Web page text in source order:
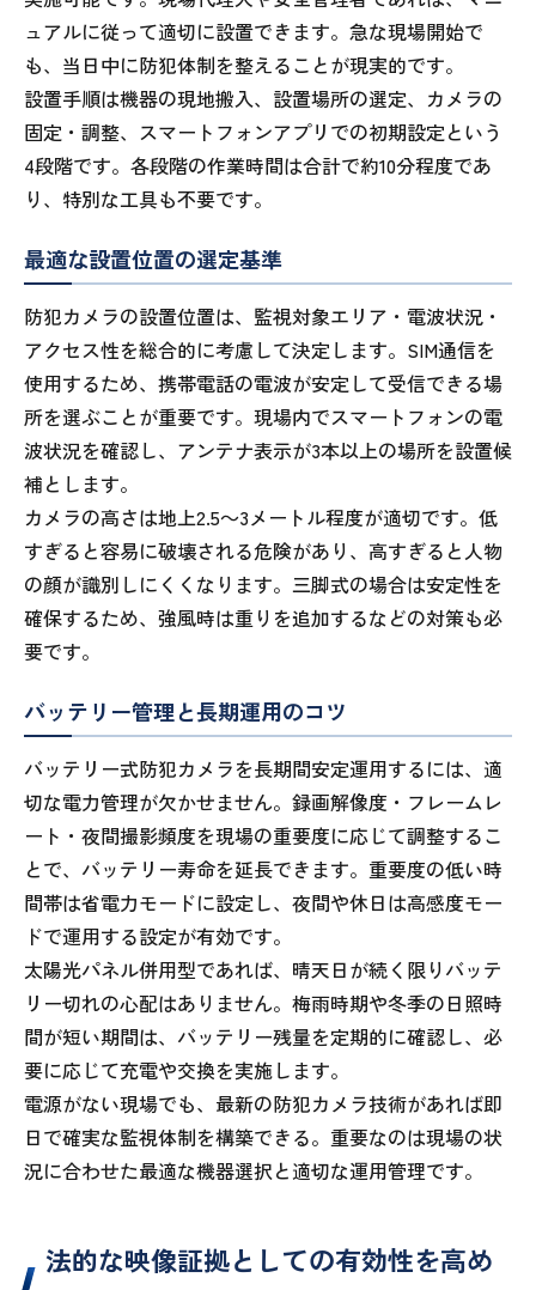
ュアルに従って適切に設置できます。急な現場開始で
も、当日中に防犯体制を整えることが現実的です。
設置手順は機器の現地搬入、設置場所の選定、カメラの
固定・調整、スマートフォンアプリでの初期設定という
4段階です。各段階の作業時間は合計で約10分程度であ
り、特別な工具も不要です。
最適な設置位置の選定基準
防犯カメラの設置位置は、監視対象エリア・電波状況・
アクセス性を総合的に考慮して決定します。SIM通信を
使用するため、携帯電話の電波が安定して受信できる場
所を選ぶことが重要です。現場内でスマートフォンの電
波状況を確認し、アンテナ表示が3本以上の場所を設置候
補とします。
カメラの高さは地上2.5～3メートル程度が適切です。低
すぎると容易に破壊される危険があり、高すぎると人物
の顔が識別しにくくなります。三脚式の場合は安定性を
確保するため、強風時は重りを追加するなどの対策も必
要です。
バッテリー管理と長期運用のコツ
バッテリー式防犯カメラを長期間安定運用するには、適
切な電力管理が欠かせません。録画解像度・フレームレ
ート・夜間撮影頻度を現場の重要度に応じて調整するこ
とで、バッテリー寿命を延長できます。重要度の低い時
間帯は省電力モードに設定し、夜間や休日は高感度モー
ドで運用する設定が有効です。
太陽光パネル併用型であれば、晴天日が続く限りバッテ
リー切れの心配はありません。梅雨時期や冬季の日照時
間が短い期間は、バッテリー残量を定期的に確認し、必
要に応じて充電や交換を実施します。
電源がない現場でも、最新の防犯カメラ技術があれば即
日で確実な監視体制を構築できる。重要なのは現場の状
況に合わせた最適な機器選択と適切な運用管理です。
法的な映像証拠としての有効性を高め